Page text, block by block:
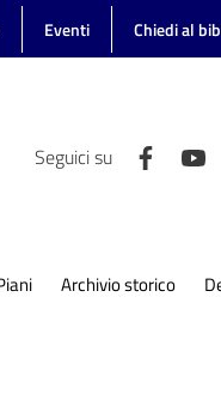
Eventi Chiedi al
Seguici su
Archivio storico